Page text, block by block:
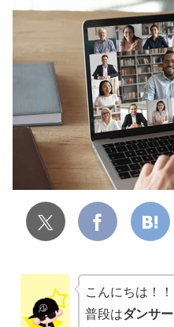
こんにちは！！
普段はダンサー